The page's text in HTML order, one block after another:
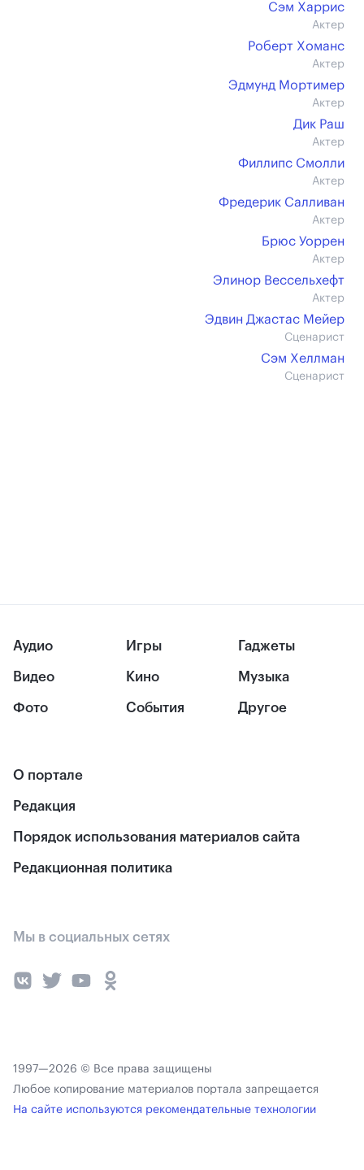
Сэм Харрис
Актер
Роберт Хоманс
Актер
Эдмунд Мортимер
Актер
Дик Раш
Актер
Филлипс Смолли
Актер
Фредерик Салливан
Актер
Брюс Уоррен
Актер
Элинор Вессельхефт
Актер
Эдвин Джастас Мейер
Сценарист
Сэм Хеллман
Сценарист
Аудио
Видео
Фото
Игры
Кино
События
Гаджеты
Музыка
Другое
О портале
Редакция
Порядок использования материалов сайта
Редакционная политика
Мы в социальных сетях
1997—2026 © Все права защищены
Любое копирование материалов портала запрещается
На сайте используются рекомендательные технологии